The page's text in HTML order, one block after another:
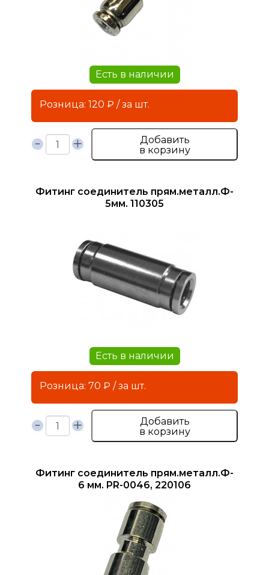
Есть в наличии
Розница: 120 ₽ / за шт.
Добавить
в корзину
Фитинг соединитель прям.металл.Ф-
5мм. 110305
Есть в наличии
Розница: 70 ₽ / за шт.
Добавить
в корзину
Фитинг соединитель прям.металл.Ф-
6 мм. PR-0046, 220106